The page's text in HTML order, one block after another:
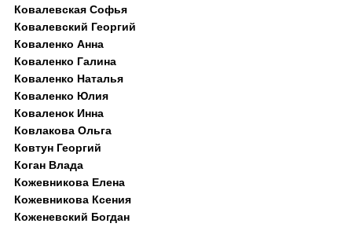
Ковалевская Софья
Ковалевский Георгий
Коваленко Анна
Коваленко Галина
Коваленко Наталья
Коваленко Юлия
Коваленок Инна
Ковлакова Ольга
Ковтун Георгий
Коган Влада
Кожевникова Елена
Кожевникова Ксения
Коженевский Богдан